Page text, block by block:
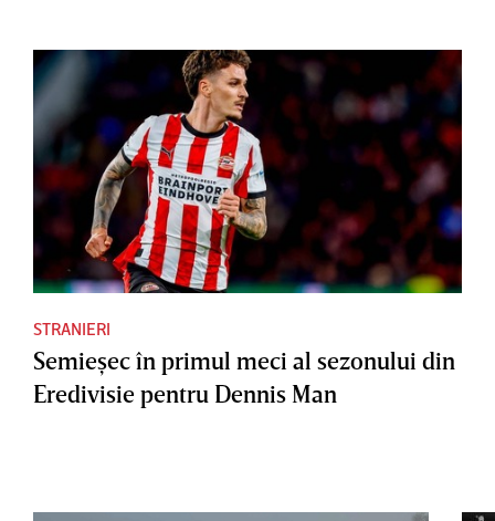
STRANIERI
Semieşec în primul meci al sezonului din
Eredivisie pentru Dennis Man